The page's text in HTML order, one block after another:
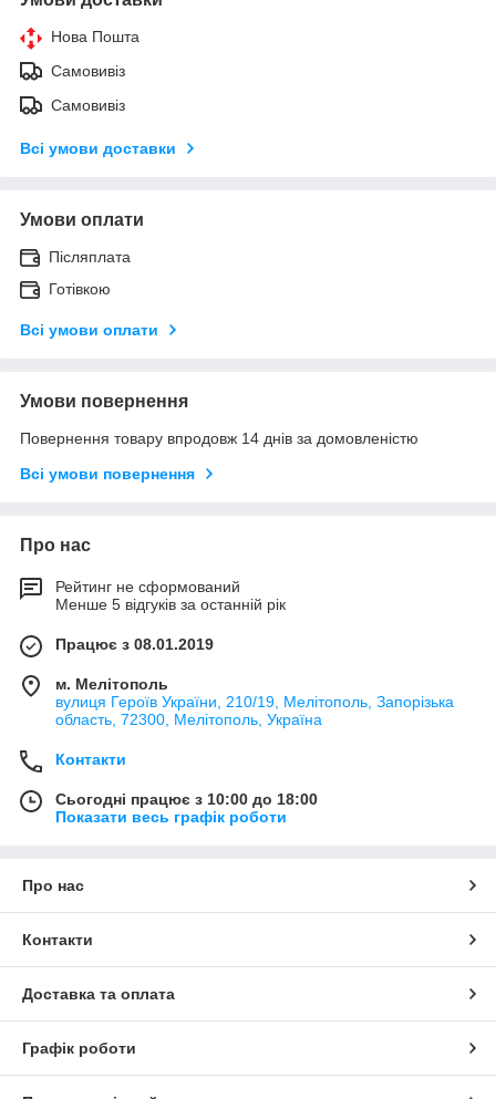
Нова Пошта
Самовивіз
Самовивіз
Всі умови доставки
Умови оплати
Післяплата
Готівкою
Всі умови оплати
Умови повернення
Повернення товару впродовж 14 днів за домовленістю
Всі умови повернення
Про нас
Рейтинг не сформований
Менше 5 відгуків за останній рік
Працює з 08.01.2019
м. Мелітополь
вулиця Героїв України, 210/19, Мелітополь, Запорізька
область, 72300, Мелітополь, Україна
Контакти
Сьогодні працює з 10:00 до 18:00
Показати весь графік роботи
Про нас
Контакти
Доставка та оплата
Графік роботи